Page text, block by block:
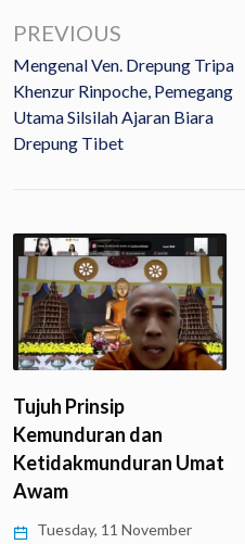
PREVIOUS
Mengenal Ven. Drepung Tripa
Khenzur Rinpoche, Pemegang
Utama Silsilah Ajaran Biara
Drepung Tibet
Tujuh Prinsip
Kemunduran dan
Ketidakmunduran Umat
Awam
Tuesday, 11 November